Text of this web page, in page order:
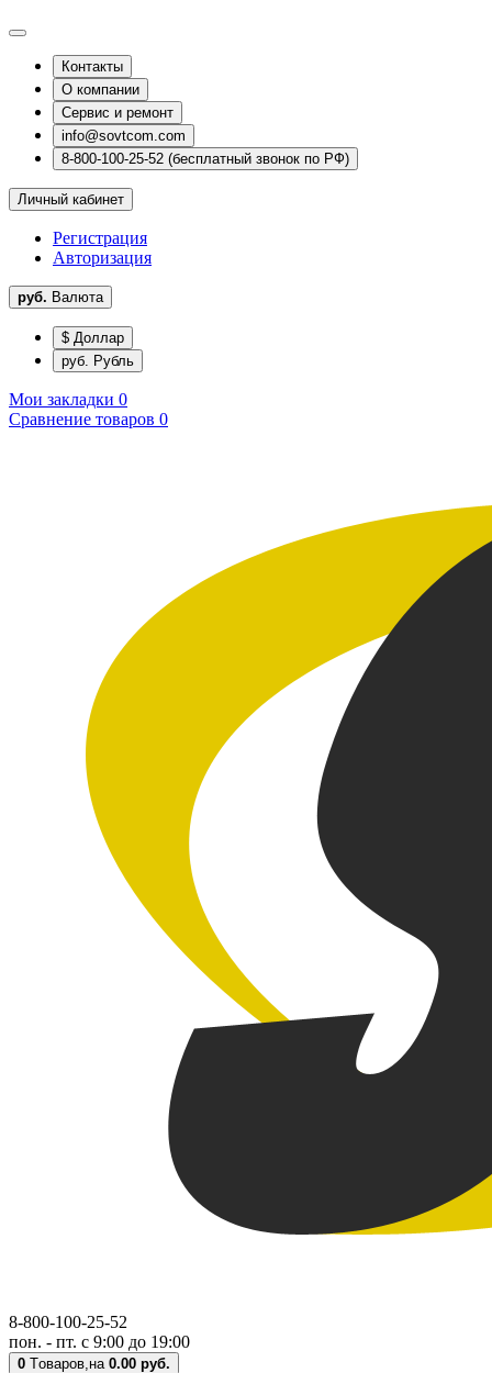
Контакты
О компании
Сервис и ремонт
info@sovtcom.com
8-800-100-25-52 (бесплатный звонок по РФ)
Личный кабинет
Регистрация
Авторизация
руб. Валюта
$ Доллар
руб. Рубль
Мои закладки 0
Сравнение товаров 0
8-800-100-25-52
пон. - пт. с 9:00 до 19:00
0 Tоваров,на 0.00 руб.